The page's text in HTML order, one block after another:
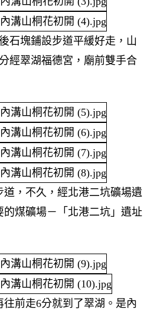
石塊鋪設步道平緩好走，山
經翠湖福德宮，廟前雙手合
，不久，經北港二坑礦場遺
煤礦場－「北港二坑」遺址
前走6分就到了翠湖。是內